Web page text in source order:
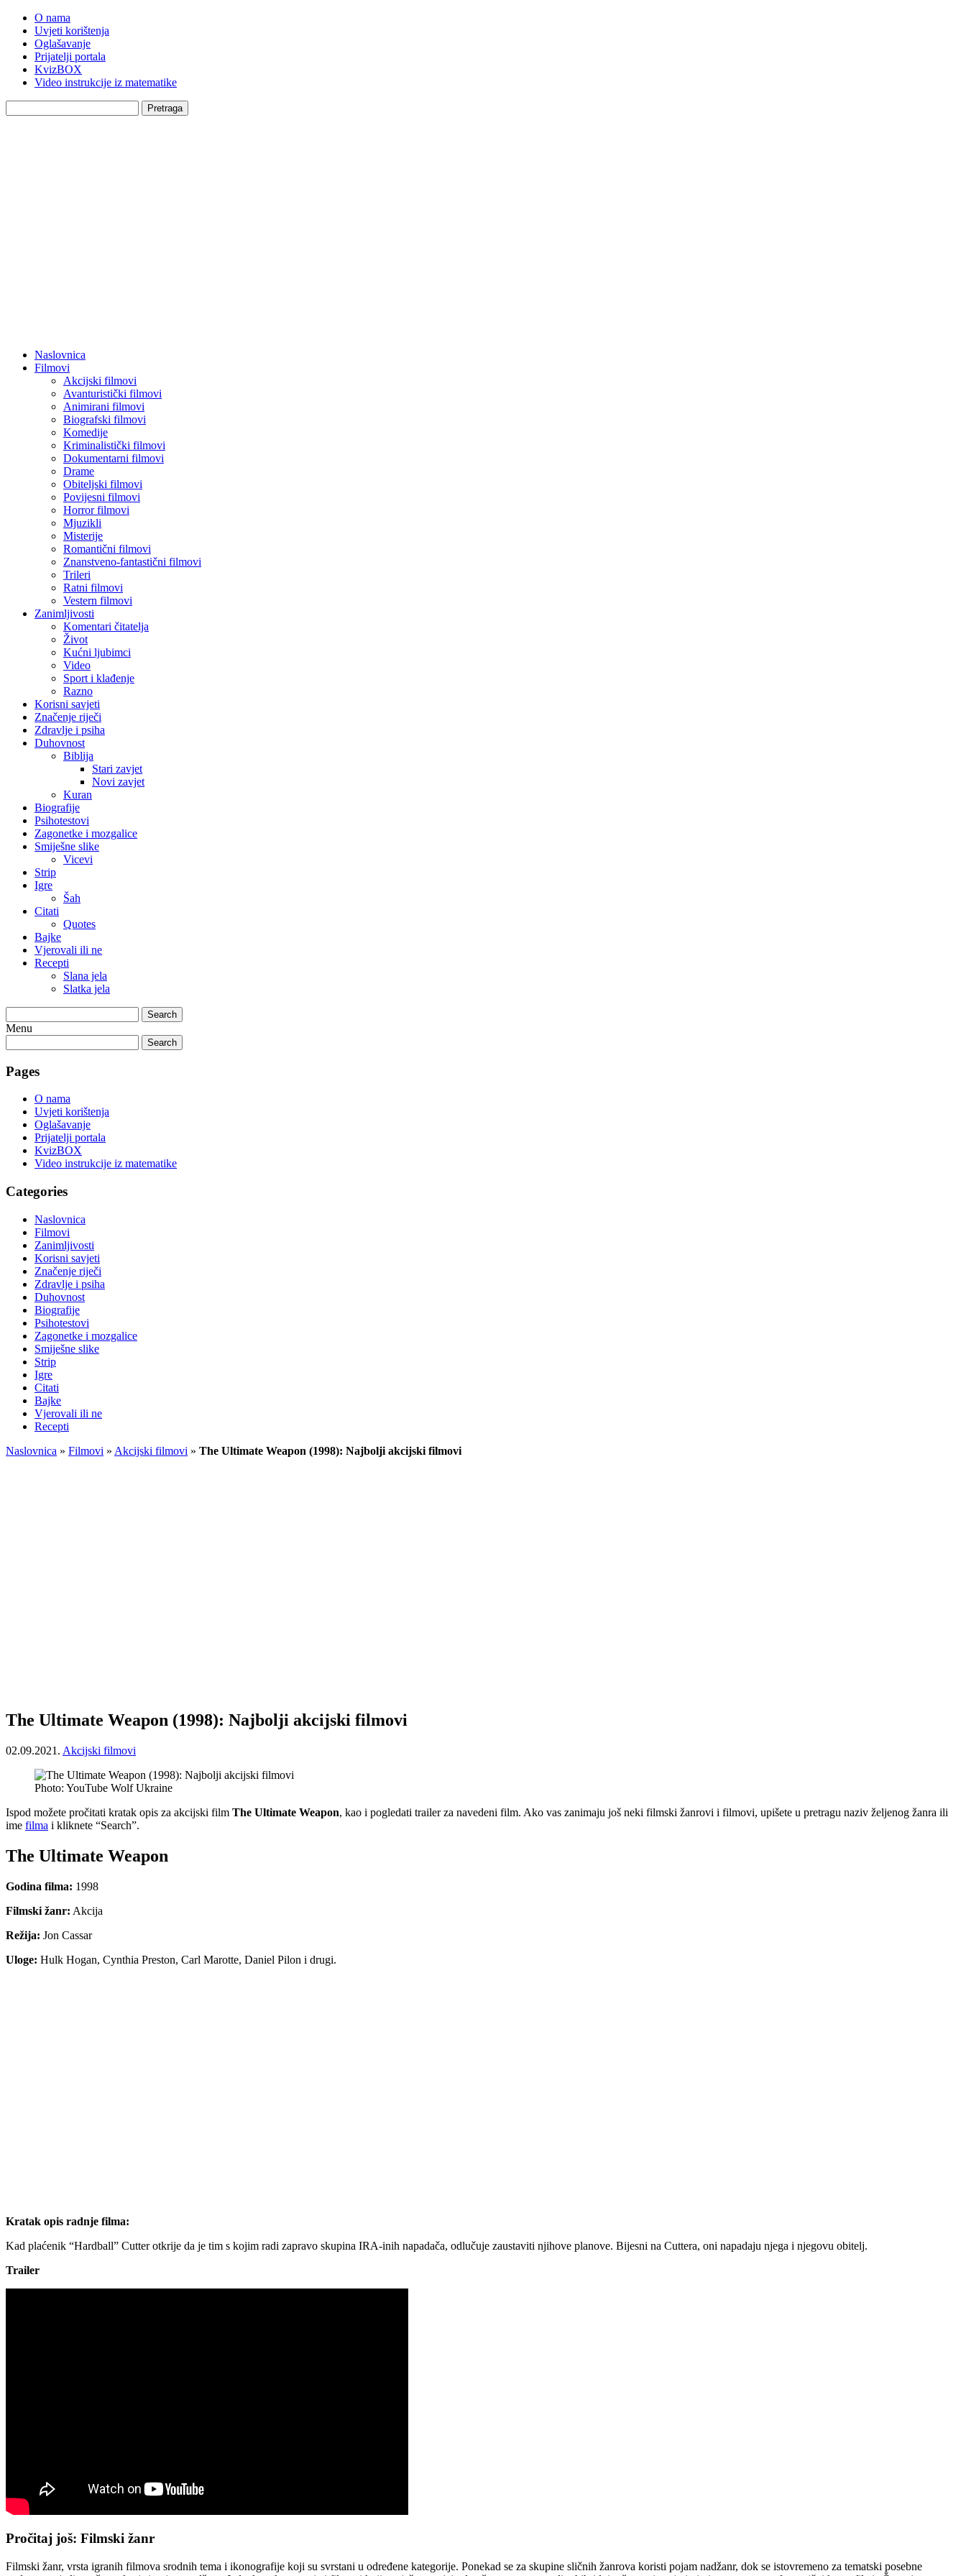
O nama
Uvjeti korištenja
Oglašavanje
Prijatelji portala
KvizBOX
Video instrukcije iz matematike
Pretraga
Naslovnica
Filmovi
Akcijski filmovi
Avanturistički filmovi
Animirani filmovi
Biografski filmovi
Komedije
Kriminalistički filmovi
Dokumentarni filmovi
Drame
Obiteljski filmovi
Povijesni filmovi
Horror filmovi
Mjuzikli
Misterije
Romantični filmovi
Znanstveno-fantastični filmovi
Trileri
Ratni filmovi
Vestern filmovi
Zanimljivosti
Komentari čitatelja
Život
Kućni ljubimci
Video
Sport i klađenje
Razno
Korisni savjeti
Značenje riječi
Zdravlje i psiha
Duhovnost
Biblija
Stari zavjet
Novi zavjet
Kuran
Biografije
Psihotestovi
Zagonetke i mozgalice
Smiješne slike
Vicevi
Strip
Igre
Šah
Citati
Quotes
Bajke
Vjerovali ili ne
Recepti
Slana jela
Slatka jela
Search
Menu
Search
Pages
O nama
Uvjeti korištenja
Oglašavanje
Prijatelji portala
KvizBOX
Video instrukcije iz matematike
Categories
Naslovnica
Filmovi
Zanimljivosti
Korisni savjeti
Značenje riječi
Zdravlje i psiha
Duhovnost
Biografije
Psihotestovi
Zagonetke i mozgalice
Smiješne slike
Strip
Igre
Citati
Bajke
Vjerovali ili ne
Recepti
Naslovnica » Filmovi » Akcijski filmovi » The Ultimate Weapon (1998): Najbolji akcijski filmovi
The Ultimate Weapon (1998): Najbolji akcijski filmovi
02.09.2021. Akcijski filmovi
Photo: YouTube Wolf Ukraine
Ispod možete pročitati kratak opis za akcijski film The Ultimate Weapon, kao i pogledati trailer za navedeni film. Ako vas zanimaju još neki filmski žanrovi i filmovi, upišete u pretragu naziv željenog žanra ili
ime filma i kliknete “Search”.
The Ultimate Weapon
Godina filma: 1998
Filmski žanr: Akcija
Režija: Jon Cassar
Uloge: Hulk Hogan, Cynthia Preston, Carl Marotte, Daniel Pilon i drugi.
Kratak opis radnje filma:
Kad plaćenik “Hardball” Cutter otkrije da je tim s kojim radi zapravo skupina IRA-inih napadača, odlučuje zaustaviti njihove planove. Bijesni na Cuttera, oni napadaju njega i njegovu obitelj.
Trailer
Pročitaj još: Filmski žanr
Filmski žanr, vrsta igranih filmova srodnih tema i ikonografije koji su svrstani u određene kategorije. Ponekad se za skupine sličnih žanrova koristi pojam nadžanr, dok se istovremeno za tematski posebne